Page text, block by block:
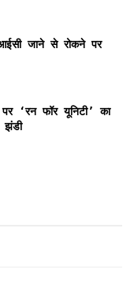
जाने से रोकने पर
‘रन फॉर यूनिटी’ का
झंडी